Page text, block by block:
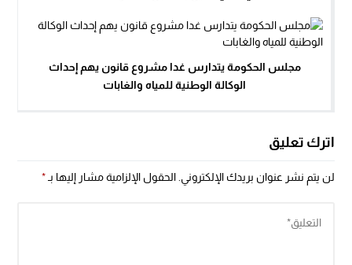
مجلس الحكومة يتدارس غدا مشروع قانون يهم إحداث
الوكالة الوطنية للمياه والغابات
اترك تعليق
لن يتم نشر عنوان بريدك الإلكتروني. الحقول الإلزامية مشار إليها بـ*